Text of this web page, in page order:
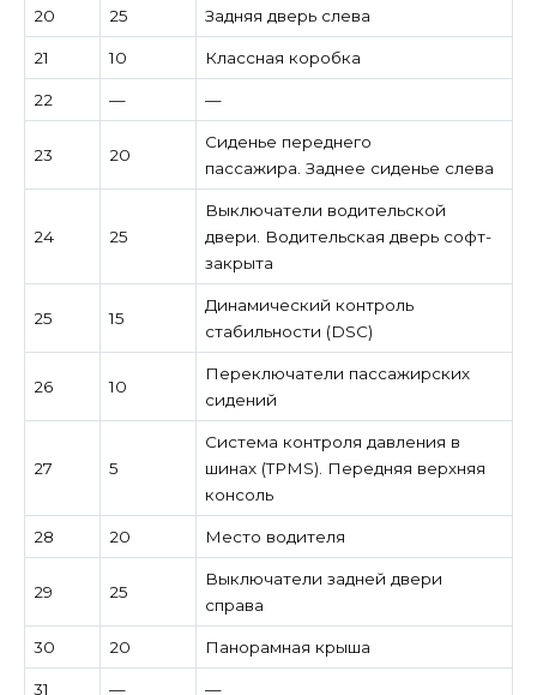
20 25 Задняя дверь слева
21 10 Классная коробка
22 — —
23 20
Сиденье переднего
пассажира. Заднее сиденье слева
24 25
Выключатели водительской
двери. Водительская дверь софт-
закрыта
25 15
Динамический контроль
стабильности (DSC)
26 10
Переключатели пассажирских
сидений
27 5
Система контроля давления в
шинах (TPMS). Передняя верхняя
консоль
28 20 Место водителя
29 25
Выключатели задней двери
справа
30 20 Панорамная крыша
31 — —